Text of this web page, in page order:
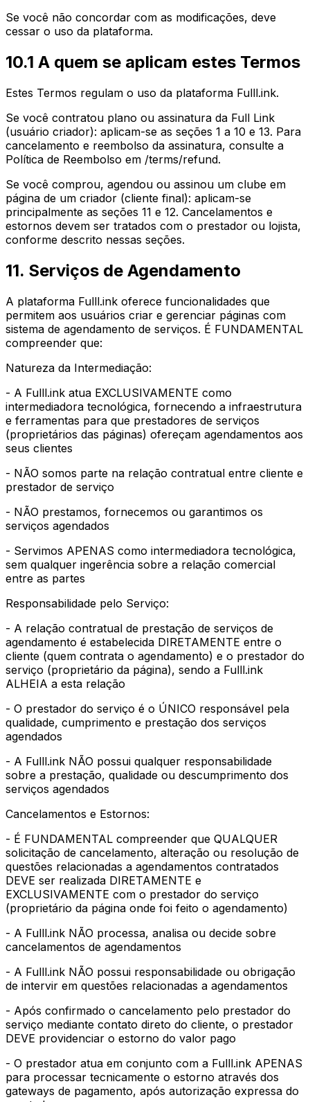
Se você não concordar com as modificações, deve
cessar o uso da plataforma.
10.1 A quem se aplicam estes Termos
Estes Termos regulam o uso da plataforma Fulll.ink.
Se você contratou plano ou assinatura da Full Link
(usuário criador): aplicam-se as seções 1 a 10 e 13. Para
cancelamento e reembolso da assinatura, consulte a
Política de Reembolso em /terms/refund.
Se você comprou, agendou ou assinou um clube em
página de um criador (cliente final): aplicam-se
principalmente as seções 11 e 12. Cancelamentos e
estornos devem ser tratados com o prestador ou lojista,
conforme descrito nessas seções.
11. Serviços de Agendamento
A plataforma Fulll.ink oferece funcionalidades que
permitem aos usuários criar e gerenciar páginas com
sistema de agendamento de serviços. É FUNDAMENTAL
compreender que:
Natureza da Intermediação:
- A Fulll.ink atua EXCLUSIVAMENTE como
intermediadora tecnológica, fornecendo a infraestrutura
e ferramentas para que prestadores de serviços
(proprietários das páginas) ofereçam agendamentos aos
seus clientes
- NÃO somos parte na relação contratual entre cliente e
prestador de serviço
- NÃO prestamos, fornecemos ou garantimos os
serviços agendados
- Servimos APENAS como intermediadora tecnológica,
sem qualquer ingerência sobre a relação comercial
entre as partes
Responsabilidade pelo Serviço:
- A relação contratual de prestação de serviços de
agendamento é estabelecida DIRETAMENTE entre o
cliente (quem contrata o agendamento) e o prestador do
serviço (proprietário da página), sendo a Fulll.ink
ALHEIA a esta relação
- O prestador do serviço é o ÚNICO responsável pela
qualidade, cumprimento e prestação dos serviços
agendados
- A Fulll.ink NÃO possui qualquer responsabilidade
sobre a prestação, qualidade ou descumprimento dos
serviços agendados
Cancelamentos e Estornos:
- É FUNDAMENTAL compreender que QUALQUER
solicitação de cancelamento, alteração ou resolução de
questões relacionadas a agendamentos contratados
DEVE ser realizada DIRETAMENTE e
EXCLUSIVAMENTE com o prestador do serviço
(proprietário da página onde foi feito o agendamento)
- A Fulll.ink NÃO processa, analisa ou decide sobre
cancelamentos de agendamentos
- A Fulll.ink NÃO possui responsabilidade ou obrigação
de intervir em questões relacionadas a agendamentos
- Após confirmado o cancelamento pelo prestador do
serviço mediante contato direto do cliente, o prestador
DEVE providenciar o estorno do valor pago
- O prestador atua em conjunto com a Fulll.ink APENAS
para processar tecnicamente o estorno através dos
gateways de pagamento, após autorização expressa do